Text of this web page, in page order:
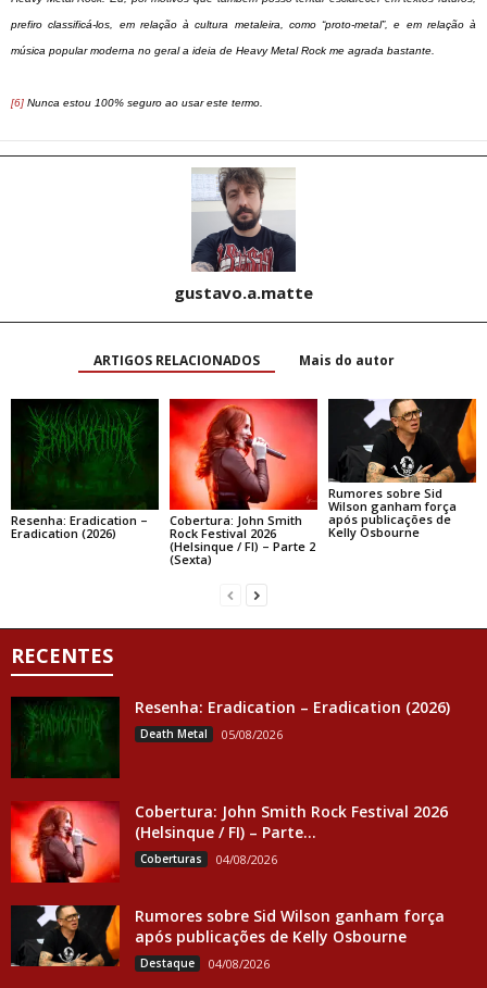
prefiro classificá-los, em relação à cultura metaleira, como “proto-metal”, e em relação à
música popular moderna no geral a ideia de Heavy Metal Rock me agrada bastante.
[6] Nunca estou 100% seguro ao usar este termo.
gustavo.a.matte
ARTIGOS RELACIONADOS Mais do autor
Resenha: Eradication –
Eradication (2026)
Cobertura: John Smith
Rock Festival 2026
(Helsinque / FI) – Parte 2
(Sexta)
Rumores sobre Sid
Wilson ganham força
após publicações de
Kelly Osbourne
RECENTES
Resenha: Eradication – Eradication (2026)
Death Metal 05/08/2026
Cobertura: John Smith Rock Festival 2026
(Helsinque / FI) – Parte...
Coberturas 04/08/2026
Rumores sobre Sid Wilson ganham força
após publicações de Kelly Osbourne
Destaque 04/08/2026